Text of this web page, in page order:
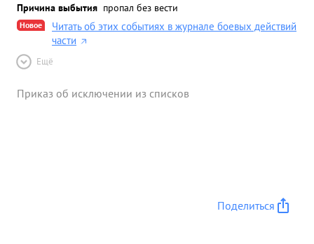
Причина выбытия пропал без вести
Новое
Читать об этих событиях в журнале боевых действий
части
Ещё
Приказ об исключении из списков
Поделиться